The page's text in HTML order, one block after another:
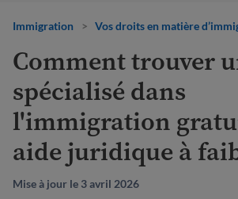
Immigration > Vos droits en matière
Comment trouver
spécialisé dans
l'immigration
aide juridique à
Mise à jour le 3 avril 2026